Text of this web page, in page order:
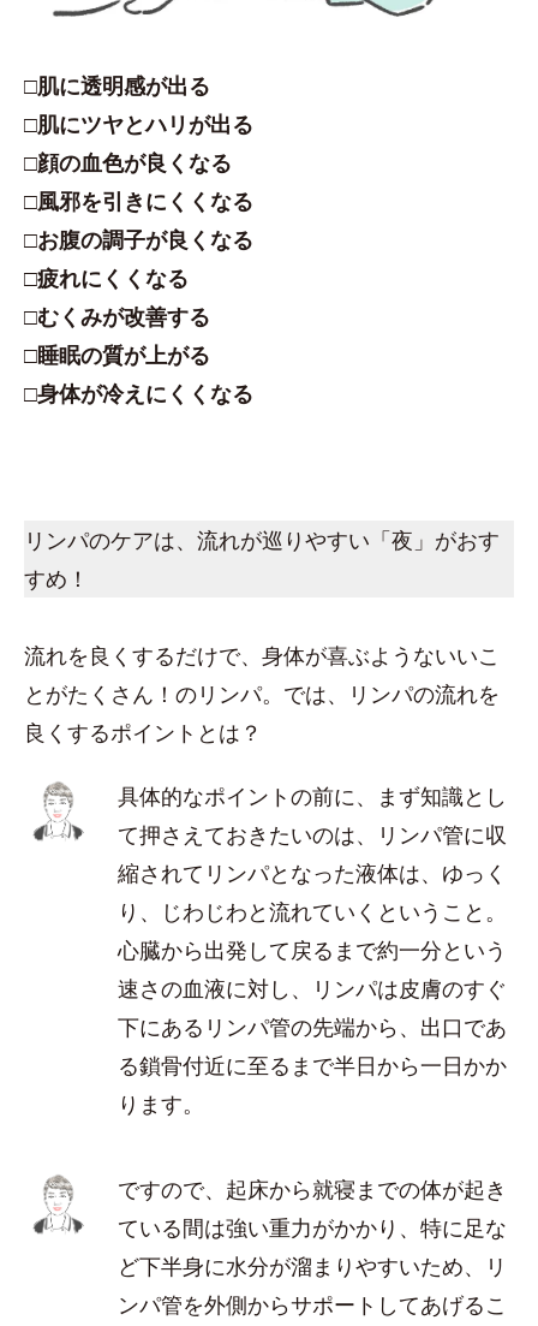
□肌に透明感が出る
□肌にツヤとハリが出る
□顔の血色が良くなる
□風邪を引きにくくなる
□お腹の調子が良くなる
□疲れにくくなる
□むくみが改善する
□睡眠の質が上がる
□身体が冷えにくくなる
リンパのケアは、流れが巡りやすい「夜」がおす
すめ！
流れを良くするだけで、身体が喜ぶようないいこ
とがたくさん！のリンパ。では、リンパの流れを
良くするポイントとは？
具体的なポイントの前に、まず知識とし
て押さえておきたいのは、リンパ管に収
縮されてリンパとなった液体は、ゆっく
り、じわじわと流れていくということ。
心臓から出発して戻るまで約一分という
速さの血液に対し、リンパは皮膚のすぐ
下にあるリンパ管の先端から、出口であ
る鎖骨付近に至るまで半日から一日かか
ります。
ですので、起床から就寝までの体が起き
ている間は強い重力がかかり、特に足な
ど下半身に水分が溜まりやすいため、リ
ンパ管を外側からサポートしてあげるこ